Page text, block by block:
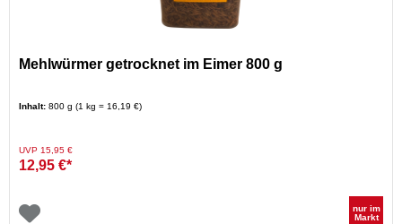
Mehlwürmer getrocknet im Eimer 800 g
Inhalt: 800 g (1 kg = 16,19 €)
Preis reduziert von
UVP 15,95 €auf
12,95 €*
nur im
Markt